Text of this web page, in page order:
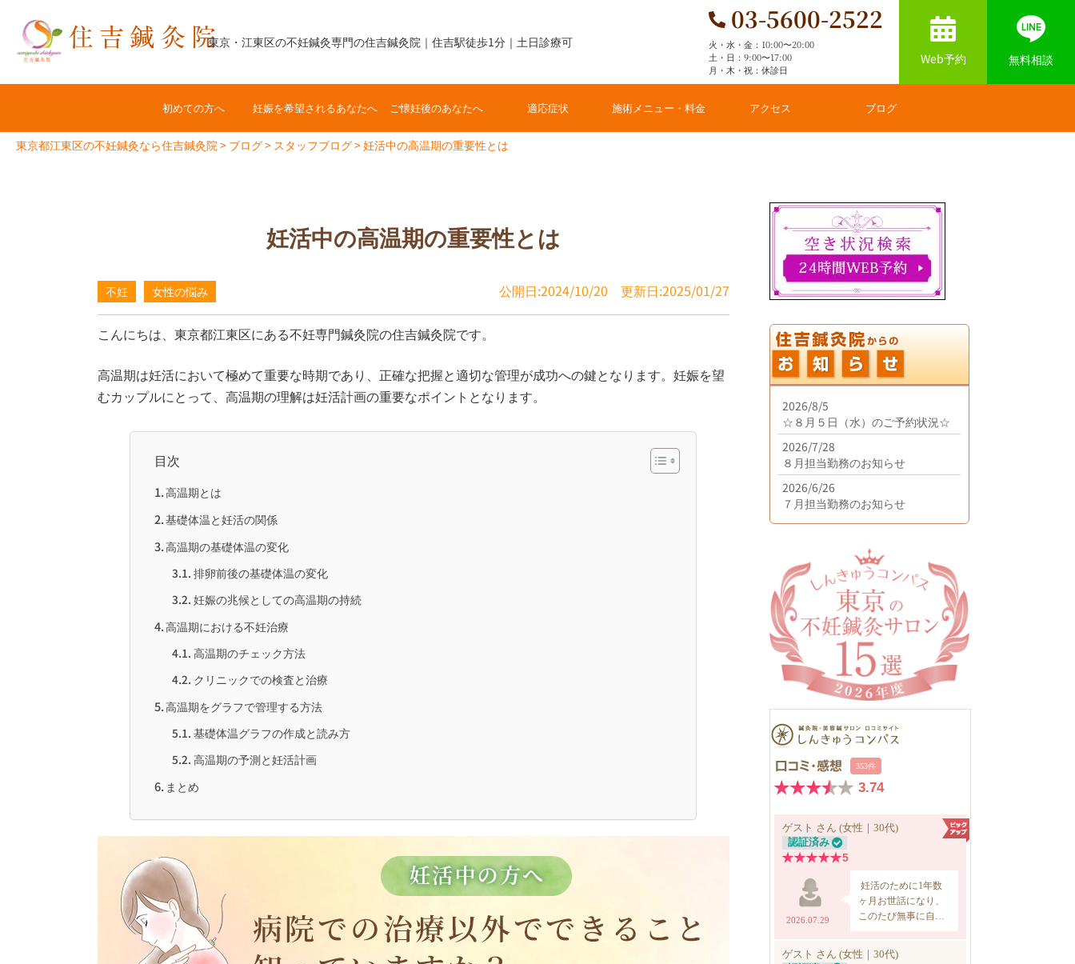
東京・江東区の不妊鍼灸専門の住吉鍼灸院｜住吉駅徒歩1分｜土日診療可
03-5600-2522
火・水・金：10:00〜20:00
土・日：9:00〜17:00
月・木・祝：休診日
Web予約 無料相談
初めての方へ 妊娠を希望されるあなたへ ご懐妊後のあなたへ 適応症状 施術メニュー・料金 アクセス ブログ
東京都江東区の不妊鍼灸なら住吉鍼灸院> ブログ> スタッフブログ>妊活中の高温期の重要性とは
妊活中の高温期の重要性とは
不妊 女性の悩み 公開日:2024/10/20 更新日:2025/01/27
こんにちは、東京都江東区にある不妊専門鍼灸院の住吉鍼灸院です。
高温期は妊活において極めて重要な時期であり、正確な把握と適切な管理が成功への鍵となります。妊娠を望
むカップルにとって、高温期の理解は妊活計画の重要なポイントとなります。
目次
高温期とは
基礎体温と妊活の関係
高温期の基礎体温の変化
排卵前後の基礎体温の変化
妊娠の兆候としての高温期の持続
高温期における不妊治療
高温期のチェック方法
クリニックでの検査と治療
高温期をグラフで管理する方法
基礎体温グラフの作成と読み方
高温期の予測と妊活計画
まとめ
2026/8/5
☆８月５日（水）のご予約状況☆
2026/7/28
８月担当勤務のお知らせ
2026/6/26
７月担当勤務のお知らせ